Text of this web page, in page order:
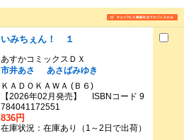
いみちぇん！ １
あすかコミックスＤＸ
市井あさ
あさばみゆき
ＫＡＤＯＫＡＷＡ (Ｂ６)
【2026年02月発売】 ISBNコード 9
784041172551
836円
在庫状況：在庫あり（1～2日で出荷）